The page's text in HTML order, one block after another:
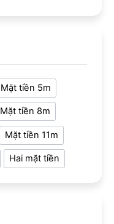
Mặt tiền 5m
Mặt tiền 8m
Mặt tiền 11m
Hai mặt tiền